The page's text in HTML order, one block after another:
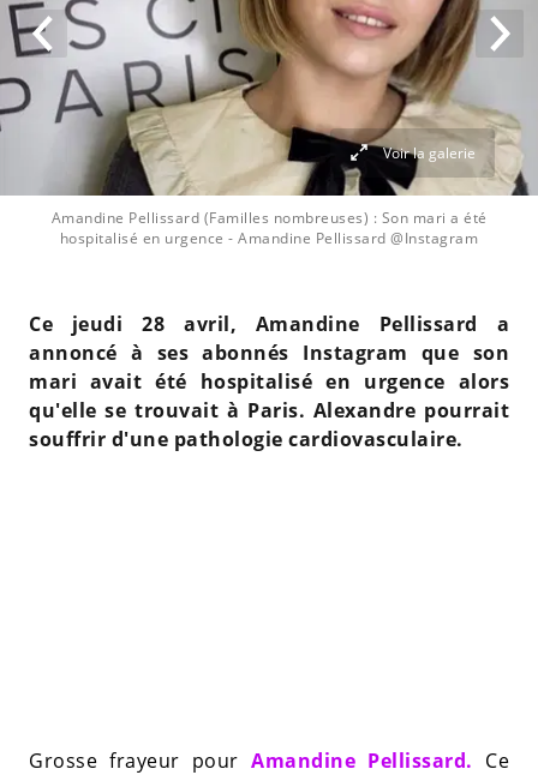
Amandine Pellissard (Familles nombreuses) : Son mari a été
hospitalisé en urgence - Amandine Pellissard @Instagram
Voir la galerie
Ce jeudi 28 avril, Amandine Pellissard a
annoncé à ses abonnés Instagram que son
mari avait été hospitalisé en urgence alors
qu'elle se trouvait à Paris. Alexandre pourrait
souffrir d'une pathologie cardiovasculaire.
Grosse frayeur pourAmandine Pellissard. Ce